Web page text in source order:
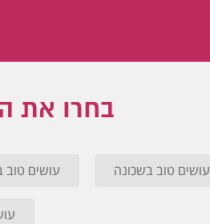
בחרו את
עושים טוב בשכונה עושים טוב